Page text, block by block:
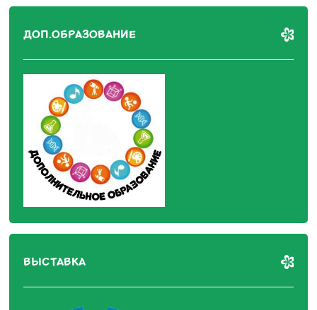
ДОП.ОБРАЗОВАНИЕ
ВЫСТАВКА